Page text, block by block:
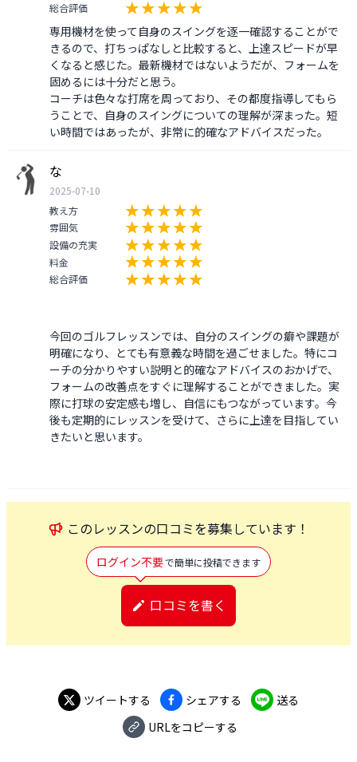
総合評価
専用機材を使って自身のスイングを逐一確認することがで
きるので、打ちっぱなしと比較すると、上達スピードが早
くなると感じた。最新機材ではないようだが、フォームを
固めるには十分だと思う。
コーチは色々な打席を周っており、その都度指導してもら
うことで、自身のスイングについての理解が深まった。短
い時間ではあったが、非常に的確なアドバイスだった。
な
2025-07-10
教え方
雰囲気
設備の充実
料金
総合評価
今回のゴルフレッスンでは、自分のスイングの癖や課題が
明確になり、とても有意義な時間を過ごせました。特にコ
ーチの分かりやすい説明と的確なアドバイスのおかげで、
フォームの改善点をすぐに理解することができました。実
際に打球の安定感も増し、自信にもつながっています。今
後も定期的にレッスンを受けて、さらに上達を目指してい
きたいと思います。
このレッスンの口コミを募集しています！
ログイン不要で簡単に投稿できます
口コミを書く
ツイートする シェアする
送る
URLをコピーする